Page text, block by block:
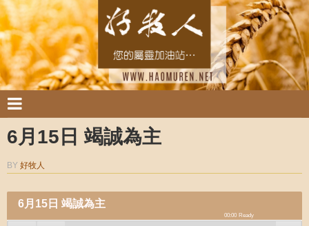
6月15日 竭誠為主
BY 好牧人
6月15日 竭誠為主
00:00 Ready